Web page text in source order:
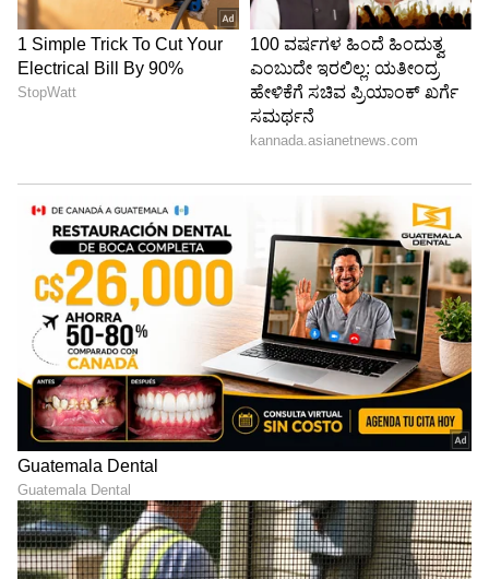
3. ಎಲ್ಇಡಿ ಲೈಟಿಂಗ್ ಮೂಲಕ ಸ್ಟೈಲಿಶ್ ಟಚ್!
ನಿಮ್ಮ ಫ್ರಿಡ್ಜ್ ಹಳೆಯದಾಗಿದ್ದು, ಬೋರಿಂಗ್ ಎನಿಸುತ್ತಿದ್ದರೆ,
ಅದರ ಪಕ್ಕದಲ್ಲಿ ಎಲ್ಇಡಿ ಲೈಟ್ಸ್ ಮತ್ತು ಸಣ್ಣ ಗಿಡಗಳನ್ನು
ಇಟ್ಟು ಆಧುನಿಕ ನೋಟ ನೀಡಬಹುದು. ಫ್ರಿಡ್ಜ್‌ನ ಅಂಚುಗಳಲ್ಲಿ
ಬ್ಯಾಟರಿ ಚಾಲಿತ ಎಲ್ಇಡಿ ಸ್ಟ್ರಿಪ್ ಲೈಟ್‌ಗಳನ್ನು
ಅಳವಡಿಸಬಹುದು. ಇದು ಪ್ರೀಮಿಯಂ ಮತ್ತು ಸೊಗಸಾದ
ನೋಟವನ್ನು ನೀಡುತ್ತದೆ. ಫ್ರಿಡ್ಜ್‌ನ ಮೇಲೆ ಅಥವಾ ಪಕ್ಕದಲ್ಲಿ
ಸಣ್ಣ ಕೃತಕ ಗಿಡಗಳು ಅಥವಾ ಮಿನಿ ವಾಸ್ ಇಟ್ಟರೆ,
ಅಡುಗೆಮನೆಯೇ ತಾಜಾವಾಗಿ ಕಾಣುತ್ತದೆ.
ಬೇಕಿದ್ದರೆ, DIY ಬಟ್ಟೆ ಅಥವಾ ಫ್ಯಾನ್ಸಿ ಕವರ್ ಹಾಕಿ ಫ್ರಿಡ್ಜ್
ಅನ್ನು ಇನ್ನಷ್ಟು ಸುಂದರವಾಗಿ ಕಾಣುವಂತೆ ಮಾಡಬಹುದು.
ಫ್ರಿಡ್ಜ್‌ನ ಸುತ್ತಮುತ್ತಲಿನ ಸ್ಥಳವು ತಾಜಾ ಮತ್ತು ಸುಂದರವಾಗಿ
ಕಾಣುತ್ತದೆ. ಎಲ್ಇಡಿ ಲೈಟ್‌ಗಳಿಂದ ರಾತ್ರಿ ವೇಳೆಯೂ ಫ್ರಿಡ್ಜ್
ಸ್ಟೈಲಿಶ್ ಆಗಿ ಕಾಣುತ್ತದೆ ಮತ್ತು ಅಡುಗೆಮನೆಯ ನೋಟವೂ
ಸುಧಾರಿಸುತ್ತದೆ.